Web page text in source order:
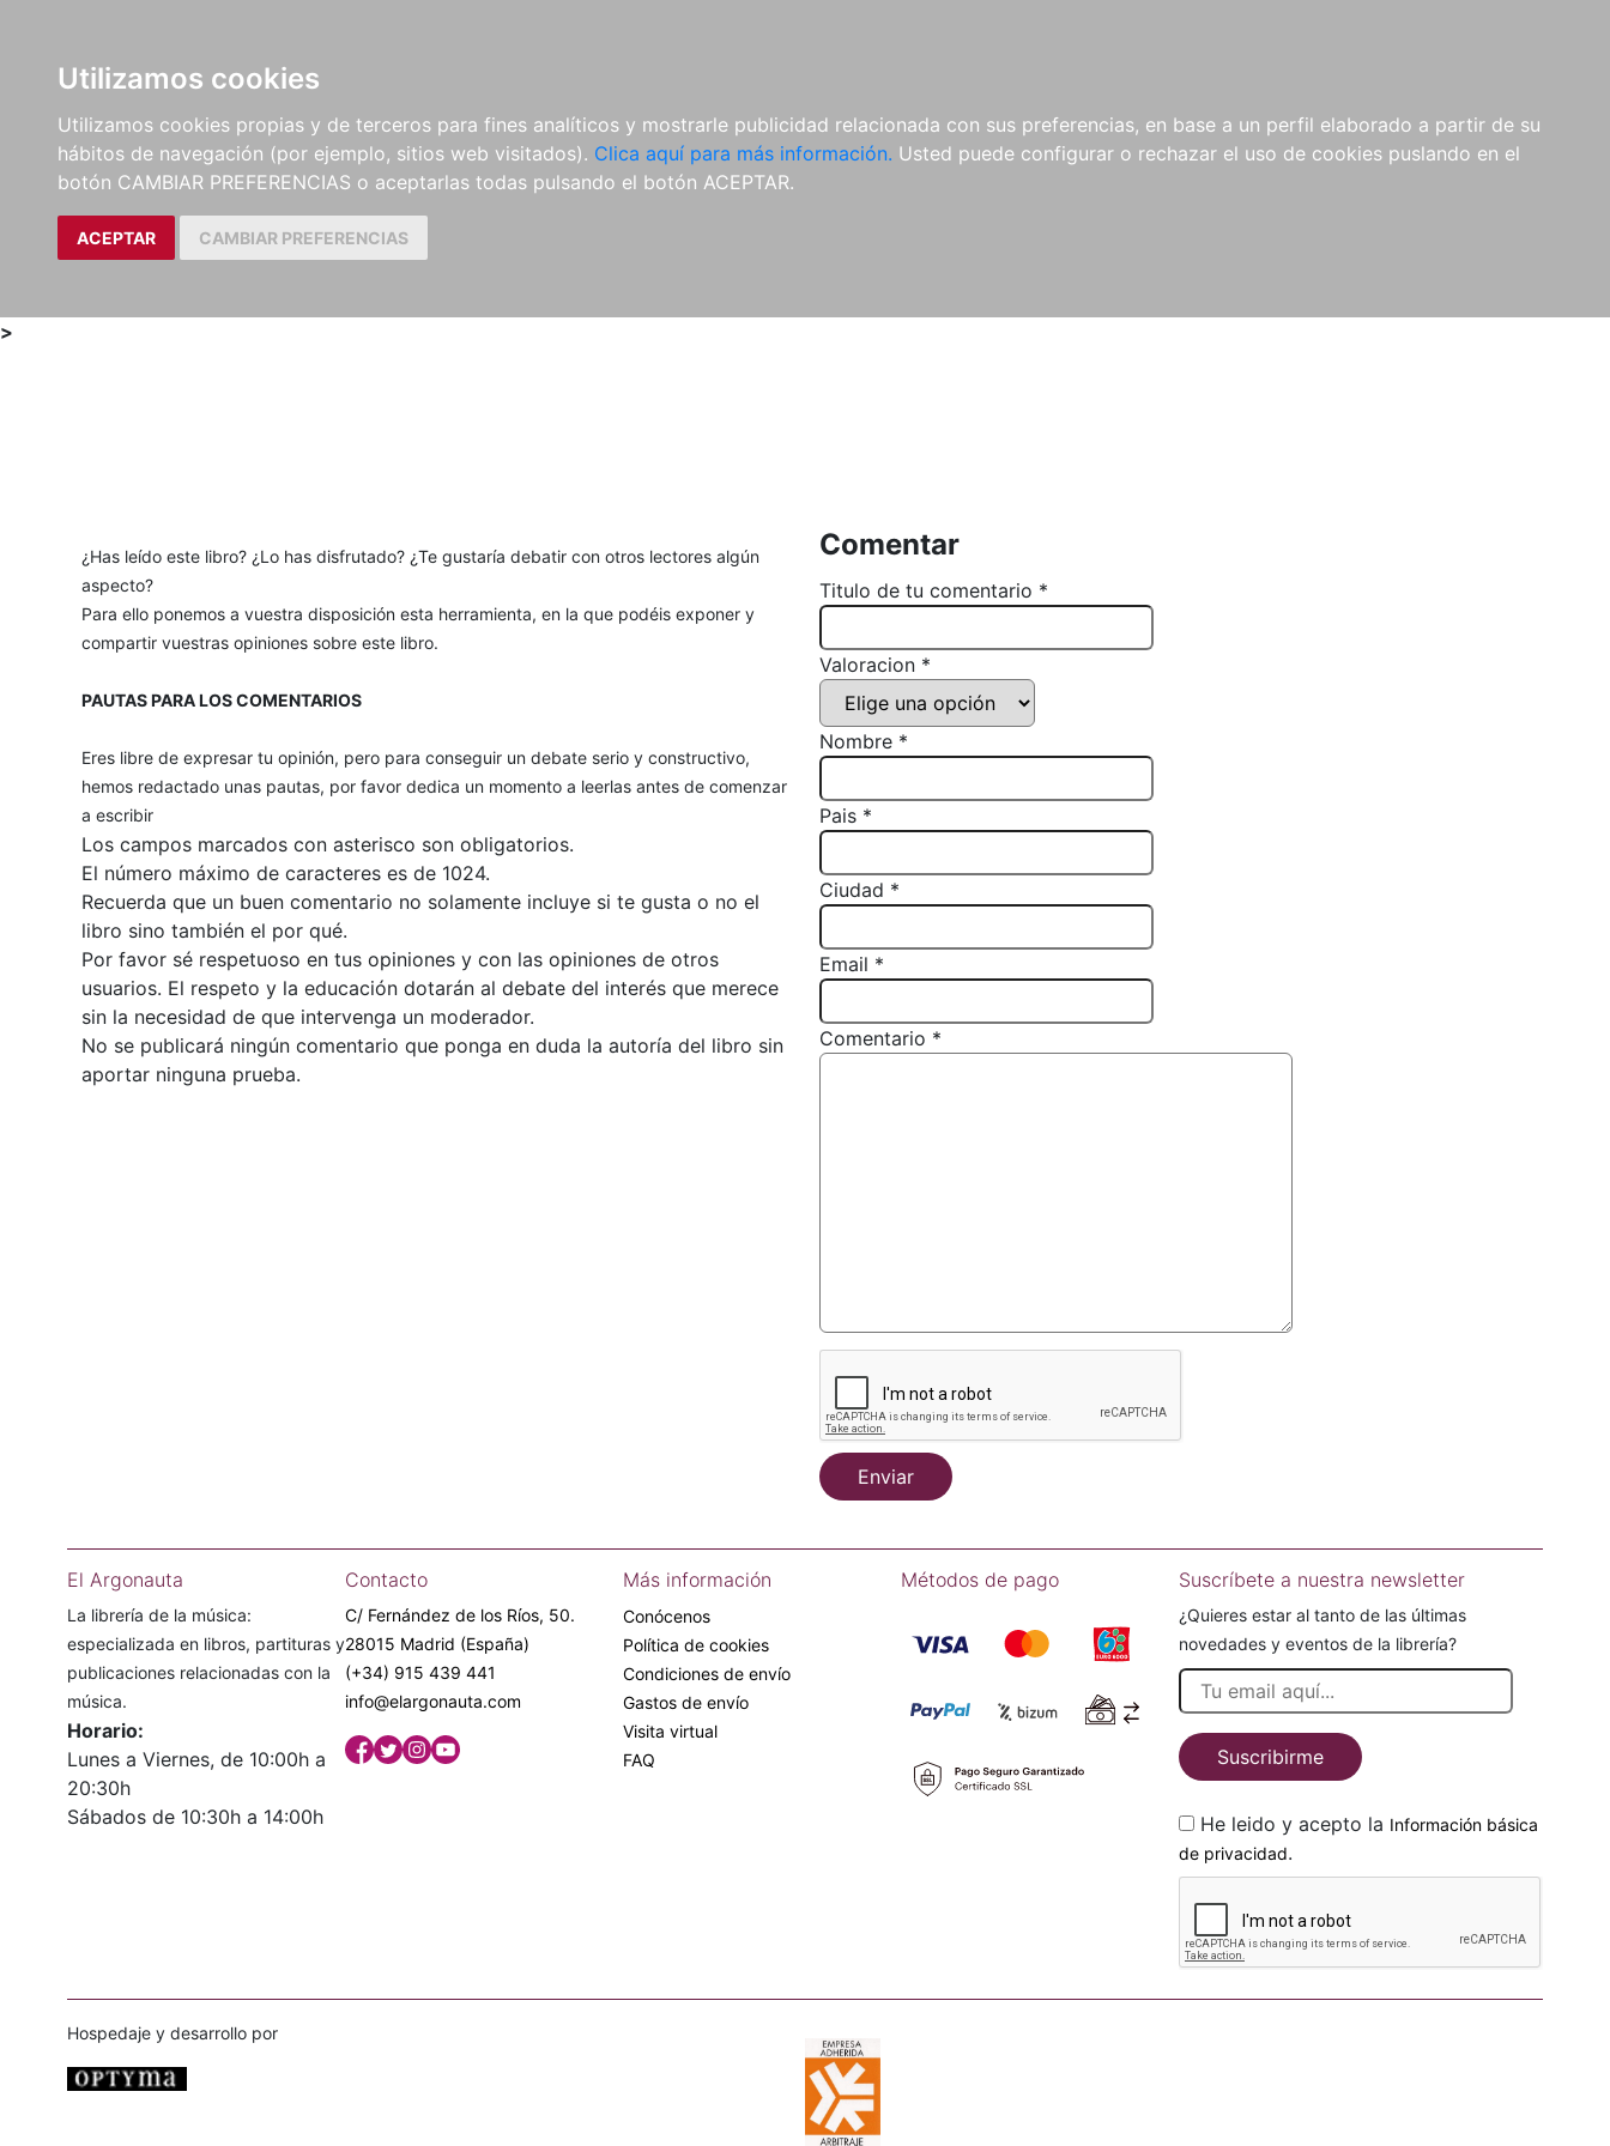
Utilizamos cookies
Utilizamos cookies propias y de terceros para fines analíticos y mostrarle publicidad relacionada con sus preferencias, en base a un perfil elaborado a partir de su
hábitos de navegación (por ejemplo, sitios web visitados). Clica aquí para más información. Usted puede configurar o rechazar el uso de cookies puslando en el
botón CAMBIAR PREFERENCIAS o aceptarlas todas pulsando el botón ACEPTAR.
ACEPTAR CAMBIAR PREFERENCIAS
LIBROS
MÉTODOS Y
EJERCICIOS
PARTITURAS Y EDICIONES
CRÍTICAS
REVISTAS
CDS Y
DVDS
MATERIAL
COMPLEMENTARIO
NOVEDADES NOTICIAS
COMPRAS
INSTITUCIONALES
>
¿Has leído este libro? ¿Lo has disfrutado? ¿Te gustaría debatir con otros lectores algún
aspecto?
Para ello ponemos a vuestra disposición esta herramienta, en la que podéis exponer y
compartir vuestras opiniones sobre este libro.
PAUTAS PARA LOS COMENTARIOS
Eres libre de expresar tu opinión, pero para conseguir un debate serio y constructivo,
hemos redactado unas pautas, por favor dedica un momento a leerlas antes de comenzar
a escribir
Los campos marcados con asterisco son obligatorios.
El número máximo de caracteres es de 1024.
Recuerda que un buen comentario no solamente incluye si te gusta o no el
libro sino también el por qué.
Por favor sé respetuoso en tus opiniones y con las opiniones de otros
usuarios. El respeto y la educación dotarán al debate del interés que merece
sin la necesidad de que intervenga un moderador.
No se publicará ningún comentario que ponga en duda la autoría del libro sin
aportar ninguna prueba.
Comentar
Titulo de tu comentario *
Valoracion *
Nombre *
Pais *
Ciudad *
Email *
Comentario *
Enviar
El Argonauta
La librería de la música:
especializada en libros, partituras y
publicaciones relacionadas con la
música.
Horario:
Lunes a Viernes, de 10:00h a
20:30h
Sábados de 10:30h a 14:00h
Contacto
C/ Fernández de los Ríos, 50.
28015 Madrid (España)
(+34) 915 439 441
info@elargonauta.com
Más información
Conócenos
Política de cookies
Condiciones de envío
Gastos de envío
Visita virtual
FAQ
Métodos de pago Suscríbete a nuestra newsletter
¿Quieres estar al tanto de las últimas
novedades y eventos de la librería?
Suscribirme
He leido y acepto la Información básica
de privacidad.
Hospedaje y desarrollo por